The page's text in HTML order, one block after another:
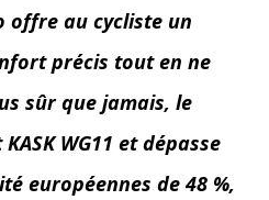
offre au cycliste un
précis tout en ne
sûr que jamais, le
WG11 et dépasse
européennes de 48 %,